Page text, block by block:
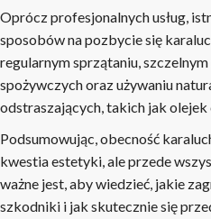
Oprócz profesjonalnych usług,
sposobów na pozbycie się
regularnym sprzątaniu,
spożywczych oraz używaniu
odstraszających, takich jak
Podsumowując, obecność
kwestia estetyki, ale przede
ważne jest, aby wiedzieć, jakie
szkodniki i jak skutecznie się